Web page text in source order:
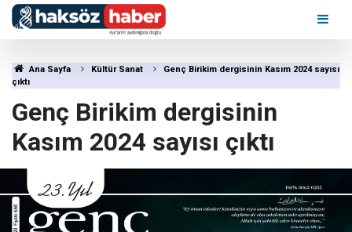
Ana Sayfa Kültür Sanat
Genç Birikim dergisinin Kasım 2024 sayısı
çıktı
Genç Birikim dergisinin
Kasım 2024 sayısı çıktı